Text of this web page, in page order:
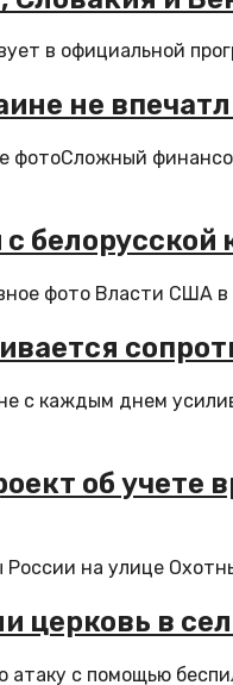
в официальной
не
фотоСложный
белорусской
фото Власти США в
с каждым днем
об
на улице
церковь в
с помощью